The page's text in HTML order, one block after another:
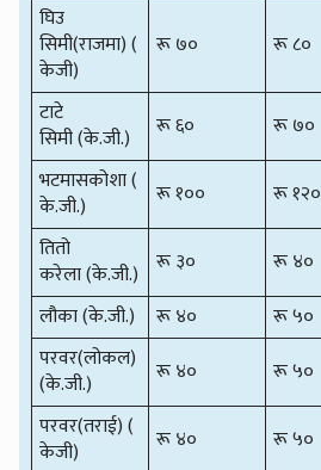
घिउ
सिमी(राजमा) (
केजी)
रू ७० रू ८०
टाटे
सिमी (के.जी.)
रू ६० रू ७०
भटमासकोशा (
के.जी.)
रू १०० रू १२०
तितो
करेला (के.जी.) रू ३० रू ४०
लौका (के.जी.)
रू ४० रू ५०
परवर(लोकल)
(के.जी.)
रू ४० रू ५०
परवर(तराई) (
केजी)
रू ४० रू ५०